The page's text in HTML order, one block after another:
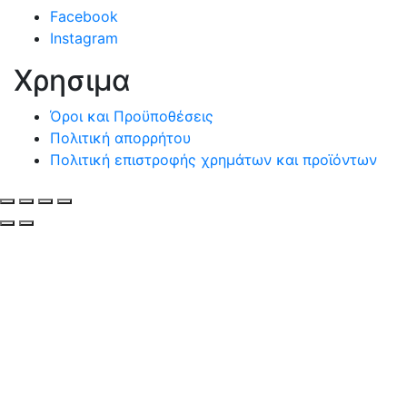
Facebook
Instagram
Χρησιμα
Όροι και Προϋποθέσεις
Πολιτική απορρήτου
Πολιτική επιστροφής χρημάτων και προϊόντων